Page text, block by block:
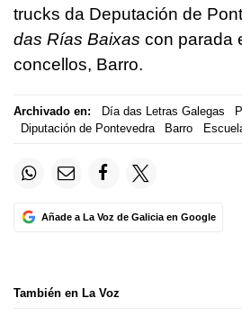
trucks da Deputación de
das Rías Baixas con parada
concellos, Barro.
Archivado en: Día das Letras Galegas
Diputación de Pontevedra
Barro
Añade a La Voz de Galicia en Google
También en La Voz